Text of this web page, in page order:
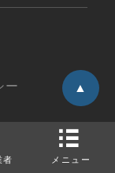
者 メニュー
▲
ー